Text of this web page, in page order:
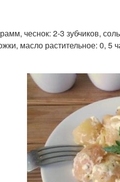
Филе в
соусе
чеснок: 2-3 зубчиков,
масло растительное: 0,